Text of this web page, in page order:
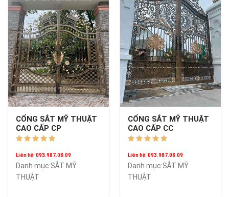
CỔNG SẮT MỸ THUẬT
CAO CẤP CP
Liên hệ: 093.987.08.09
Danh mục:SẮT MỸ
THUẬT
CỔNG SẮT MỸ THUẬT
CAO CẤP CC
Liên hệ: 093.987.08.09
Danh mục:SẮT MỸ
THUẬT